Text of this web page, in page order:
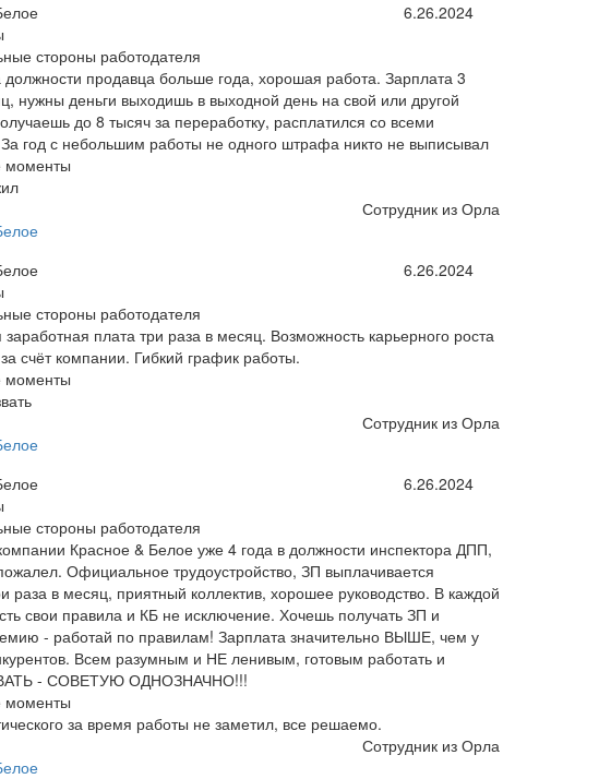
6.26.2024
стороны работодателя
продавца больше года, хорошая работа. Зарплата 3
нужны деньги выходишь в выходной день на свой или другой
до 8 тысяч за переработку, расплатился со всеми
год с небольшим работы не одного штрафа никто не выписывал
моменты
Сотрудник из Орла
6.26.2024
стороны работодателя
плата три раза в месяц. Возможность карьерного роста
счёт компании. Гибкий график работы.
моменты
Сотрудник из Орла
6.26.2024
стороны работодателя
Красное & Белое уже 4 года в должности инспектора ДПП,
Официальное трудоустройство, ЗП выплачивается
раза в месяц, приятный коллектив, хорошее руководство. В каждой
свои правила и КБ не исключение. Хочешь получать ЗП и
- работай по правилам! Зарплата значительно ВЫШЕ, чем у
Всем разумным и НЕ ленивым, готовым работать и
- СОВЕТУЮ ОДНОЗНАЧНО!!!
моменты
за время работы не заметил, все решаемо.
Сотрудник из Орла